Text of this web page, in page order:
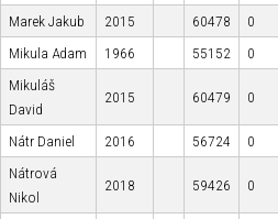
Marek Jakub 2015 60478 0
Mikula Adam
1966 55152 0
Mikuláš
David
2015 60479 0
Nátr Daniel 2016 56724 0
Nátrová
Nikol
2018 59426 0